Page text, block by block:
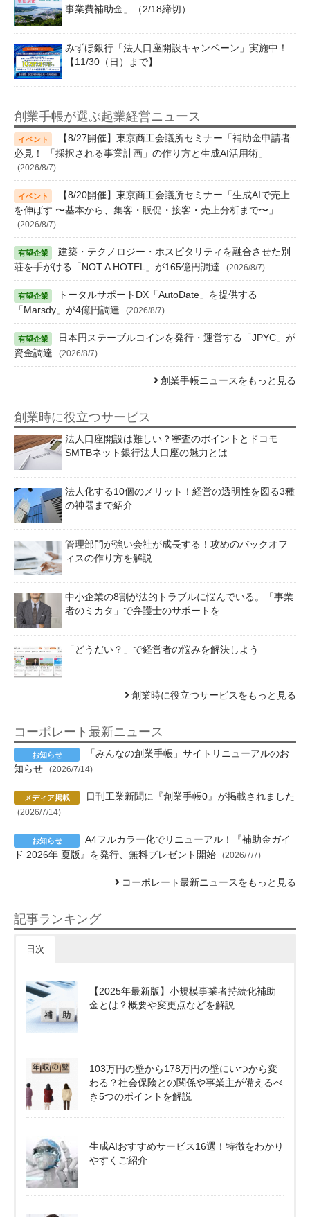
事業費補助金」（2/18締切）
みずほ銀行「法人口座開設キャンペーン」実施中！
【11/30（日）まで】
創業手帳が選ぶ起業経営ニュース
【8/27開催】東京商工会議所セミナー「補助金申請者
必見！ 「採択される事業計画」の作り方と生成AI活用術」
(2026/8/7)
【8/20開催】東京商工会議所セミナー「生成AIで売上
を伸ばす 〜基本から、集客・販促・接客・売上分析まで〜」
(2026/8/7)
建築・テクノロジー・ホスピタリティを融合させた別
荘を手がける「NOT A HOTEL」が165億円調達
(2026/8/7)
トータルサポートDX「AutoDate」を提供する
「Marsdy」が4億円調達
(2026/8/7)
日本円ステーブルコインを発行・運営する「JPYC」が
資金調達
(2026/8/7)
創業手帳ニュースをもっと見る
創業時に役立つサービス
法人口座開設は難しい？審査のポイントとドコモ
SMTBネット銀行法人口座の魅力とは
法人化する10個のメリット！経営の透明性を図る3種
の神器まで紹介
管理部門が強い会社が成長する！攻めのバックオフ
ィスの作り方を解説
中小企業の8割が法的トラブルに悩んでいる。「事業
者のミカタ」で弁護士のサポートを
「どうだい？」で経営者の悩みを解決しよう
創業時に役立つサービスをもっと見る
コーポレート最新ニュース
「みんなの創業手帳」サイトリニューアルのお
知らせ
(2026/7/14)
日刊工業新聞に『創業手帳0』が掲載されました
(2026/7/14)
A4フルカラー化でリニューアル！『補助金ガイ
ド 2026年 夏版』を発行、無料プレゼント開始
(2026/7/7)
コーポレート最新ニュースをもっと見る
記事ランキング
日次
【2025年最新版】小規模事業者持続化補助
金とは？概要や変更点などを解説
103万円の壁から178万円の壁にいつから変
わる？社会保険との関係や事業主が備えるべ
き5つのポイントを解説
生成AIおすすめサービス16選！特徴をわかり
やすくご紹介